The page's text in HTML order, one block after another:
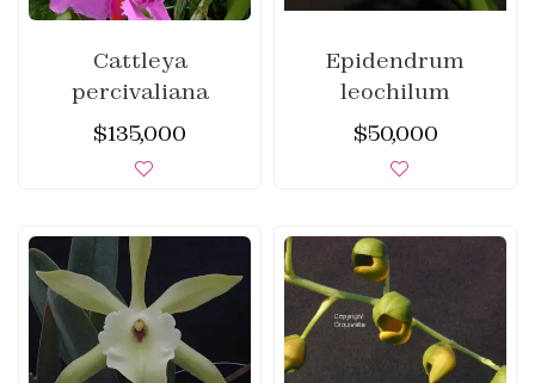
Cattleya
percivaliana
$135,000
Epidendrum
leochilum
$50,000